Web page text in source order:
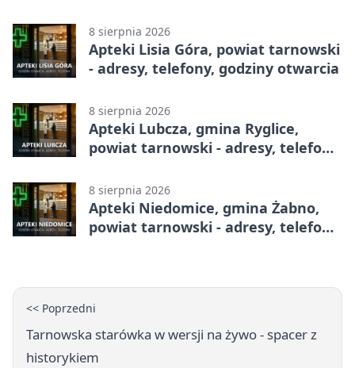
8 sierpnia 2026
Apteki Lisia Góra, powiat tarnowski
- adresy, telefony, godziny otwarcia
8 sierpnia 2026
Apteki Lubcza, gmina Ryglice,
powiat tarnowski - adresy, telefony,
8 sierpnia 2026
Apteki Niedomice, gmina Żabno,
powiat tarnowski - adresy, telefony,
<< Poprzedni
Tarnowska starówka w wersji na żywo - spacer z
historykiem